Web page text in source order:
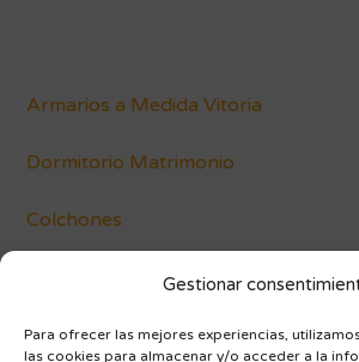
Gestionar
Para ofrecer las mejores experiencias,
las cookies para almacenar y/o acceder a la
Armarios a Medida Vitoria
Dormitorio Matrimonio
Colchones
Blog